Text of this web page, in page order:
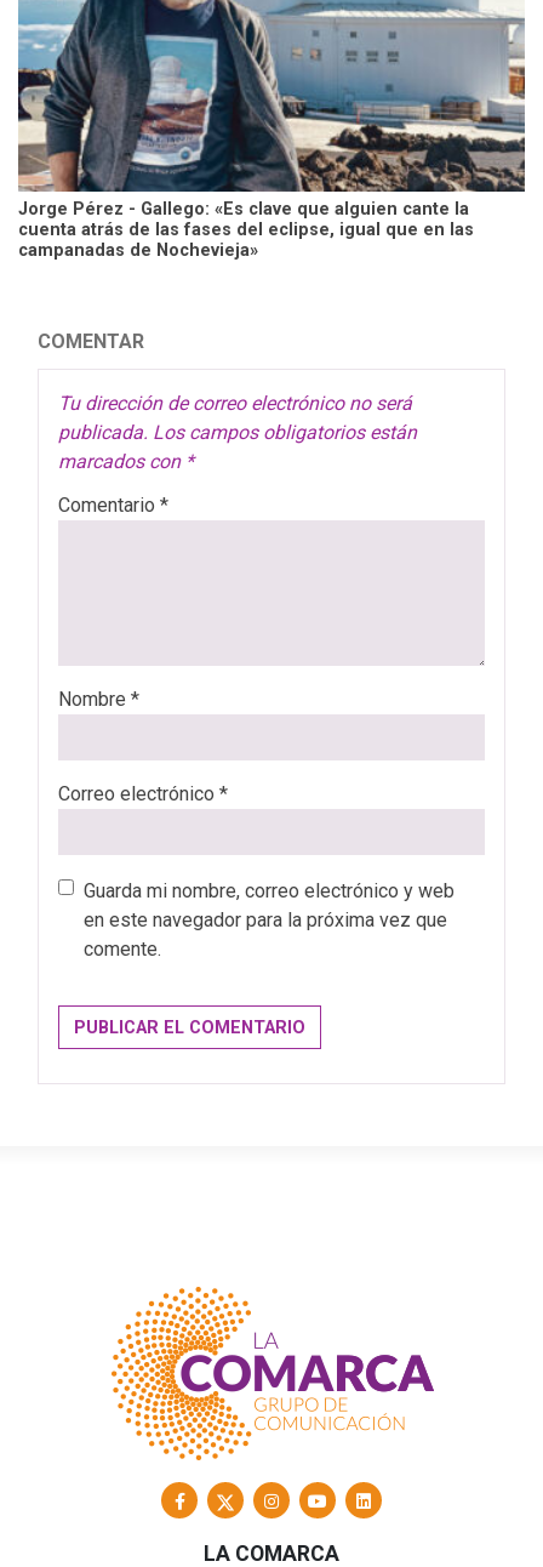
Jorge Pérez - Gallego: «Es clave que alguien cante la
cuenta atrás de las fases del eclipse, igual que en las
campanadas de Nochevieja»
COMENTAR
Tu dirección de correo electrónico no será
publicada. Los campos obligatorios están
marcados con *
Comentario *
Nombre *
Correo electrónico *
Guarda mi nombre, correo electrónico y web
en este navegador para la próxima vez que
comente.
LA COMARCA